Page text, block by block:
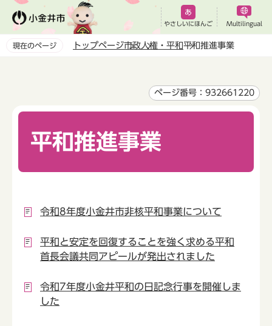
ペ
やさしいにほんご Multilingual
現在のページ トップページ市政人権・平和平和推進事業
ページ番号：932661220
平和推進事業
令和8年度小金井市非核平和事業について
平和と安定を回復することを強く求める平和
首長会議共同アピールが発出されました
令和7年度小金井平和の日記念行事を開催しま
した